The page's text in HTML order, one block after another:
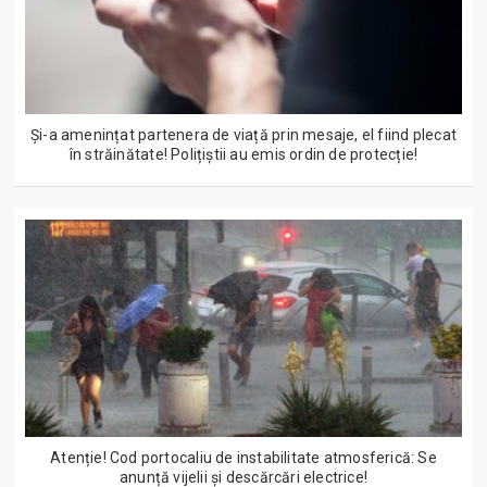
Și-a amenințat partenera de viață prin mesaje, el fiind plecat
în străinătate! Polițiștii au emis ordin de protecție!
Atenție! Cod portocaliu de instabilitate atmosferică: Se
anunță vijelii și descărcări electrice!